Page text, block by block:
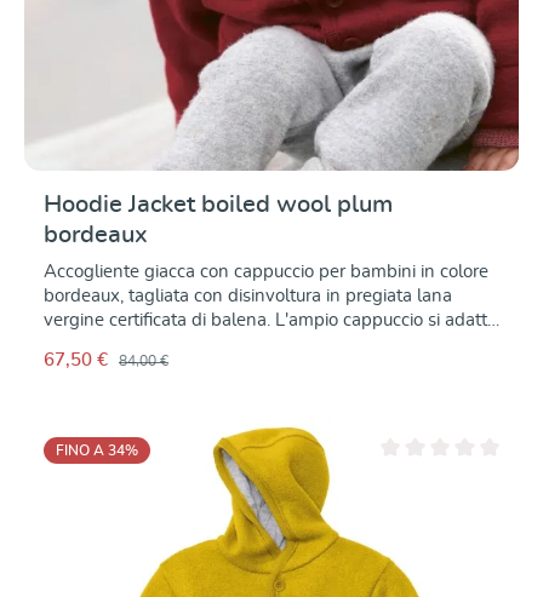
Hoodie Jacket boiled wool plum
bordeaux
Accogliente giacca con cappuccio per bambini in colore
bordeaux, tagliata con disinvoltura in pregiata lana
vergine certificata di balena. L'ampio cappuccio si adatta
incastonate offrono spazio per i piccoli tesori. I grandi
traspirante, termoregolatrice e, per fortuna, anche
repellente allo sporco. Con questa giacca biologica, il
vostro bambino sarà sempre ben vestito, in qualsiasi
stagione e con qualsiasi tempo. La schiena è tagliata
extra lunga, per evitare che la giacca si alzi e mantenere
il calore quando ci si piega o si striscia sulla schiena. La
giacca non è foderata, cosa non necessaria date le
67,50 € 84,00 €
FINO A 34%